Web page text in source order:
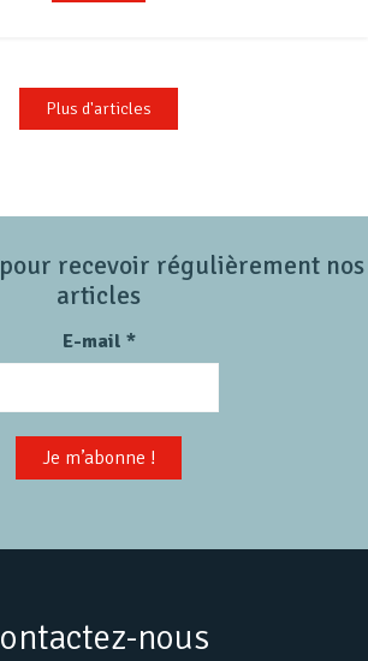
Plus d'articles
recevoir régulièrement nos
articles
E-mail *
nous